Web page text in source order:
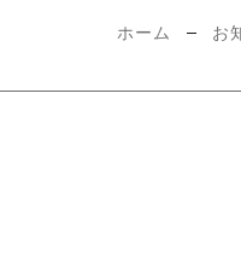
ホーム お